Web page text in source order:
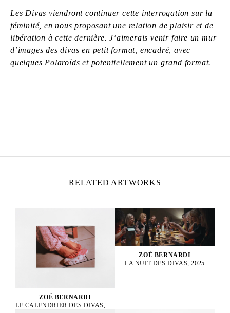
Les Divas viendront continuer cette interrogation sur la
féminité, en nous proposant une relation de plaisir et de
libération à cette dernière. J’aimerais venir faire un mur
d’images des divas en petit format, encadré, avec
quelques Polaroïds et potentiellement un grand format.
RELATED ARTWORKS
ZOÉ BERNARDI
LE CALENDRIER DES DIVAS, 2025
ZOÉ BERNARDI
LA NUIT DES DIVAS, 2025